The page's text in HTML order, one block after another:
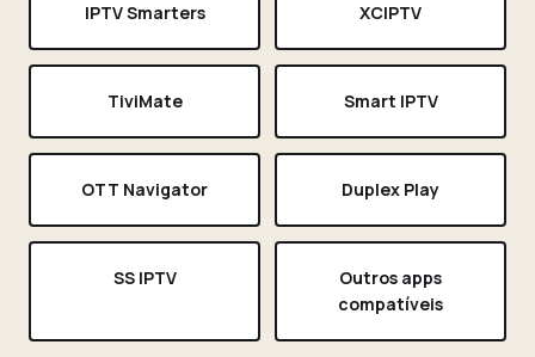
IPTV Smarters XCIPTV
TiviMate Smart IPTV
OTT Navigator Duplex Play
SS IPTV
Outros apps
compatíveis